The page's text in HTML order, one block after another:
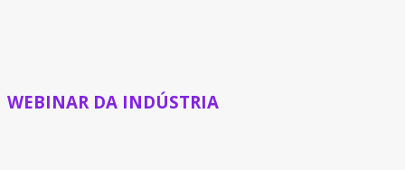
WEBINAR DA INDÚSTRIA